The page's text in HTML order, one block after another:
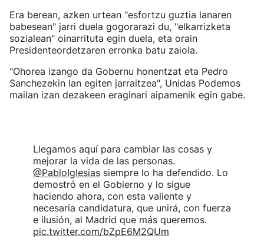
Era berean, azken urtean "esfortzu guztia lanaren
babesean" jarri duela gogorarazi du, "elkarrizketa
sozialean" oinarrituta egin duela, eta orain
Presidenteordetzaren erronka batu zaiola.
"Ohorea izango da Gobernu honentzat eta Pedro
Sanchezekin lan egiten jarraitzea", Unidas Podemos
mailan izan dezakeen eraginari aipamenik egin gabe.
Llegamos aquí para cambiar las cosas y
mejorar la vida de las personas.
@PabloIglesias siempre lo ha defendido. Lo
demostró en el Gobierno y lo sigue
haciendo ahora, con esta valiente y
necesaria candidatura, que unirá, con fuerza
e ilusión, al Madrid que más queremos.
pic.twitter.com/bZpE6M2QUm